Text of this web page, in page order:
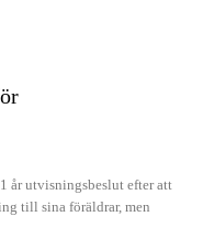
år utvisningsbeslut efter att
till sina föräldrar, men